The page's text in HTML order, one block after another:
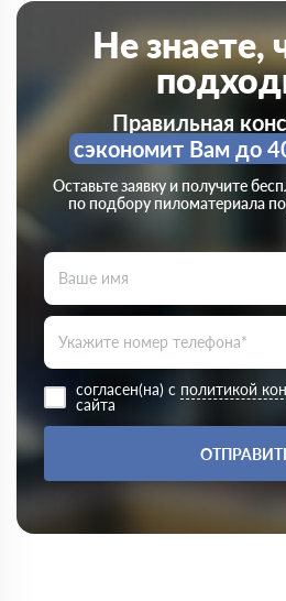
Не знаете,
Правильная
сэкономит Вам до
Оставьте заявку и получите
по подбору пиломатериала
согласен(на) с политикой
сайта